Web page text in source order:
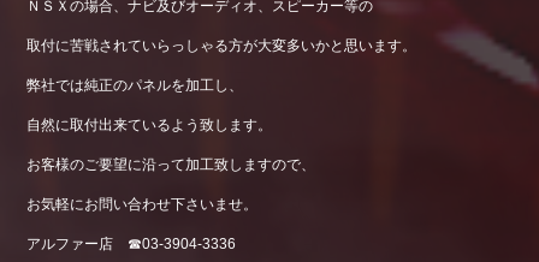
ＮＳＸの場合、ナビ及びオーディオ、スピーカー等の
取付に苦戦されていらっしゃる方が大変多いかと思います。
弊社では純正のパネルを加工し、
自然に取付出来ているよう致します。
お客様のご要望に沿って加工致しますので、
お気軽にお問い合わせ下さいませ。
アルファー店 ☎03-3904-3336